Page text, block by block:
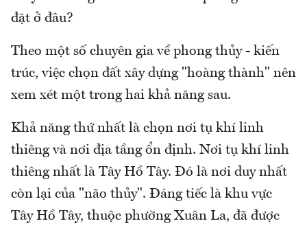
đặt ở đâu?
Theo một số chuyên gia về phong thủy - kiến
trúc, việc chọn đất xây dựng "hoàng thành" nên
xem xét một trong hai khả năng sau.
Khả năng thứ nhất là chọn nơi tụ khí linh
thiêng và nơi địa tầng ổn định. Nơi tụ khí linh
thiêng nhất là Tây Hồ Tây. Đó là nơi duy nhất
còn lại của "não thủy". Đáng tiếc là khu vực
Tây Hồ Tây, thuộc phường Xuân La, đã được